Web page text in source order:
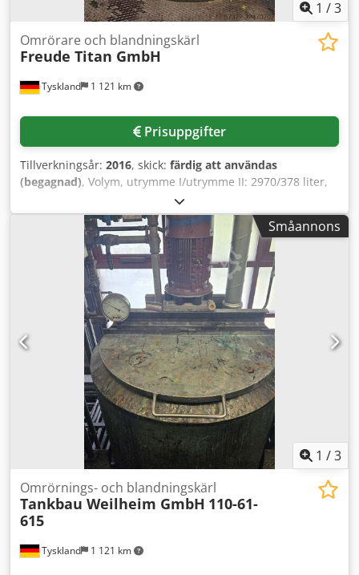
1 /3
Tyskland 1 121 km
Omrörare och blandningskärl
Freude Titan GmbH
Prisuppgifter
Tillverkningsår: 2016, skick: färdig att användas
(begagnad), Volym, utrymme I/utrymme II: 2970/378 liter,
maximalt tillåtet driftstryck, utrymme I/utrymme II: 0/3,0
bar, maximalt tillåten driftstemperatur, utrymme I och
utrymme II: 100 °C, provtryck: utrymme I/utrymme II: 0/4,5
bar. En inspektion på plats är möjlig. Dsdpfxezq Ebxs
Småannons
1 /3
Tyskland 1 121 km
Omrörnings- och blandningskärl
Tankbau Weilheim GmbH 110-61-
615